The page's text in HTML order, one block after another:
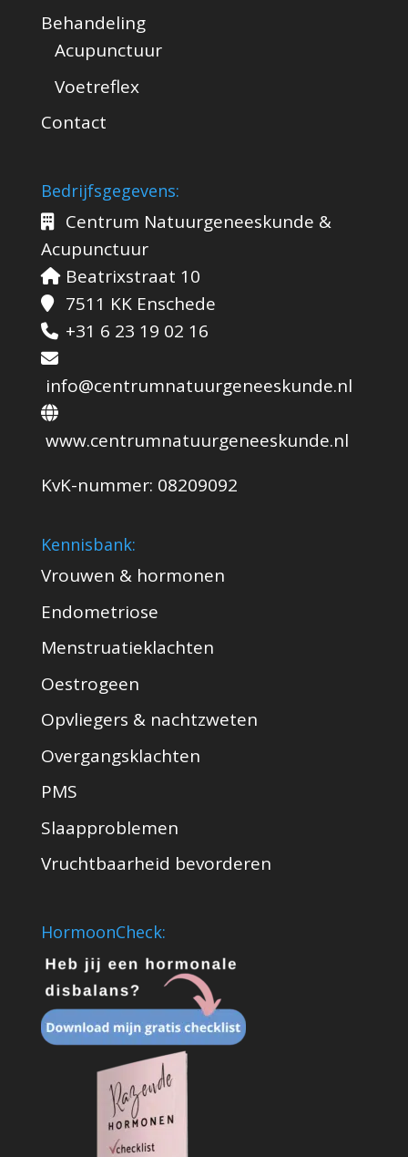
Behandeling
Acupunctuur
Voetreflex
Contact
Bedrijfsgegevens:
Centrum Natuurgeneeskunde &
Acupunctuur
Beatrixstraat 10
7511 KK Enschede
+31 6 23 19 02 16
info@centrumnatuurgeneeskunde.nl
www.centrumnatuurgeneeskunde.nl
KvK-nummer: 08209092
Kennisbank:
Vrouwen & hormonen
Endometriose
Menstruatieklachten
Oestrogeen
Opvliegers & nachtzweten
Overgangsklachten
PMS
Slaapproblemen
Vruchtbaarheid bevorderen
HormoonCheck: